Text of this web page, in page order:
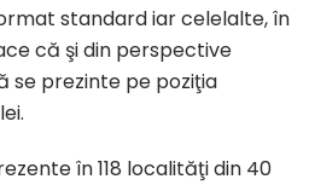
standard iar celelalte, în
că şi din perspective
se prezinte pe poziţia
în 118 localităţi din 40